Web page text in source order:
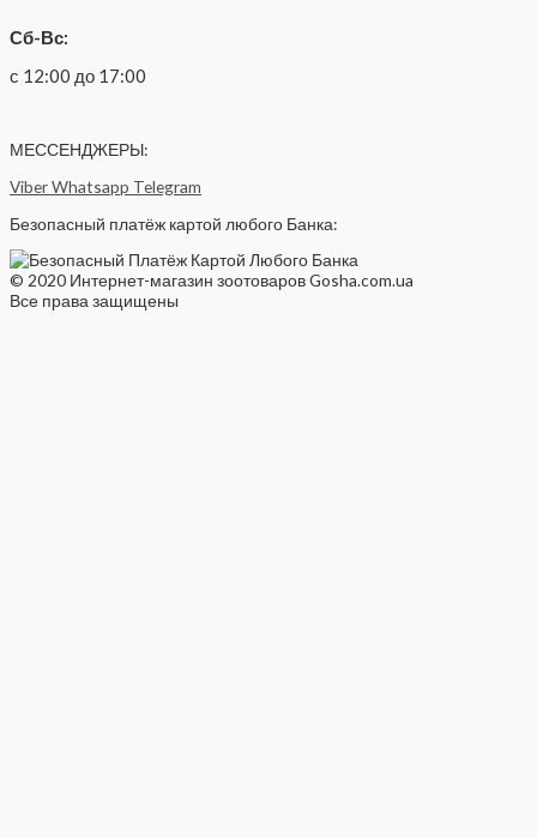
Сб-Вс:
с 12:00 до 17:00
МЕССЕНДЖЕРЫ:
ViberWhatsapp Telegram
Безопасный платёж картой любого Банка:
© 2020 Интернет-магазин зоотоваров Gosha.com.ua
Все права защищены